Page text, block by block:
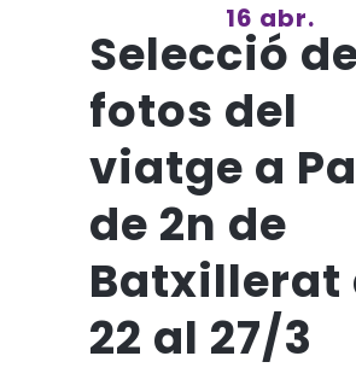
16 abr.
Selecció
fotos del
viatge a
de 2n de
Batxillerat
22 al 27/3